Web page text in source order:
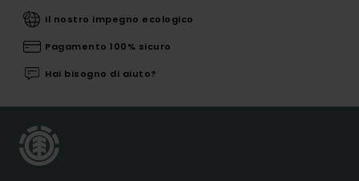
Il nostro impegno ecologico
Pagamento 100% sicuro
Hai bisogno di aiuto?